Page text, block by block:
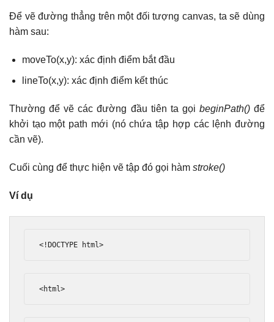
Để vẽ đường thẳng trên một đối tượng canvas, ta sẽ dùng
hàm sau:
moveTo(x,y): xác định điểm bắt đầu
lineTo(x,y): xác định điểm kết thúc
Thường để vẽ các đường đầu tiên ta gọi beginPath()để
khởi tạo một path mới (nó chứa tập hợp các lệnh đường
cần vẽ).
Cuối cùng để thực hiện vẽ tập đó gọi hàm stroke()
Ví dụ
<!DOCTYPE html>
<html>